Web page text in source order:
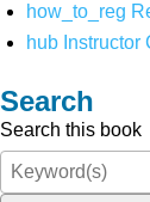
how_to_reg
hub Instructor
Search
Search this book